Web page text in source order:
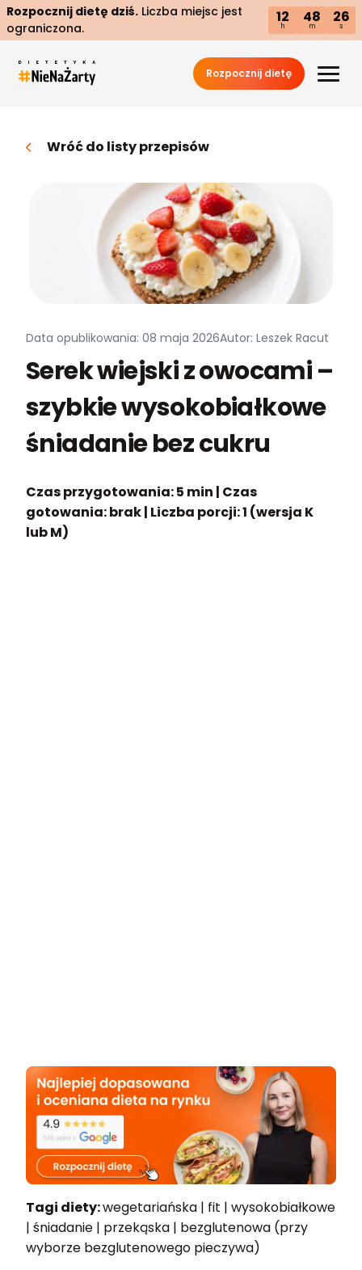
Rozpocznij dietę dziś. Liczba miejsc jest
ograniczona.
12
h
48
m
25
s
Rozpocznij dietę
Wróć do listy przepisów
Data opublikowania: 08 maja 2026Autor: Leszek Racut
Serek wiejski z owocami –
szybkie wysokobiałkowe
śniadanie bez cukru
Czas przygotowania:5 min | Czas
gotowania:brak | Liczba porcji:1 (wersja K
lub M)
Tagi diety:wegetariańska | fit | wysokobiałkowe
| śniadanie | przekąska | bezglutenowa (przy
wyborze bezglutenowego pieczywa)